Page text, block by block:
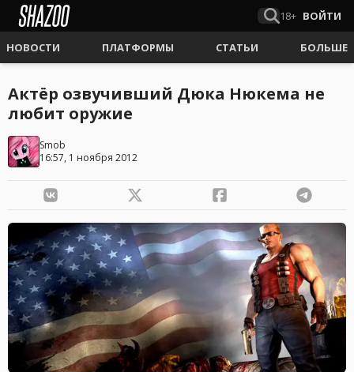
18+ ВОЙТИ
НОВОСТИ ПЛАТФОРМЫ СТАТЬИ БОЛЬШЕ
Актёр озвучивший Дюка Нюкема не
любит оружие
Smob
16:57, 1 ноября 2012